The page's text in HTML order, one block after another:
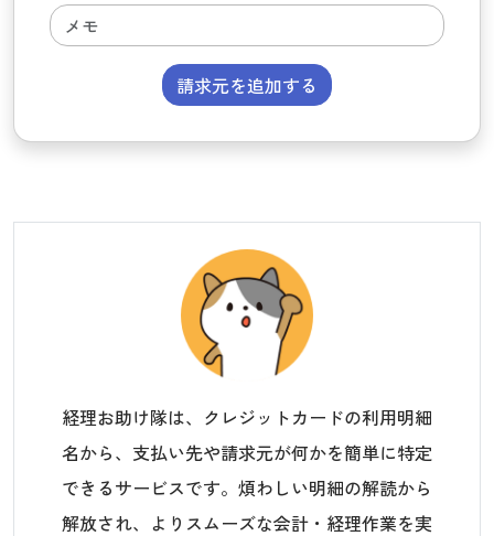
請求元を追加する
経理お助け隊は、クレジットカードの利用明細
名から、支払い先や請求元が何かを簡単に特定
できるサービスです。煩わしい明細の解読から
解放され、よりスムーズな会計・経理作業を実